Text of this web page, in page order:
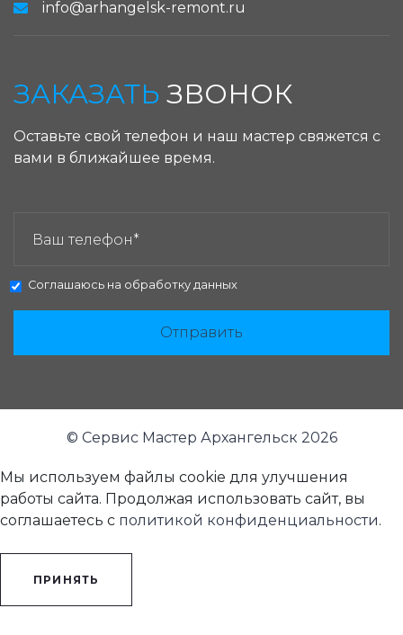
info@arhangelsk-remont.ru
ЗАКАЗАТЬ ЗВОНОК
Оставьте свой телефон и наш мастер свяжется с
вами в ближайшее время.
Соглашаюсь на обработку данных
Отправить
© Сервис Мастер Архангельск 2026
Мы используем файлы cookie для улучшения
работы сайта. Продолжая использовать сайт, вы
соглашаетесь с политикой конфиденциальности.
ПРИНЯТЬ